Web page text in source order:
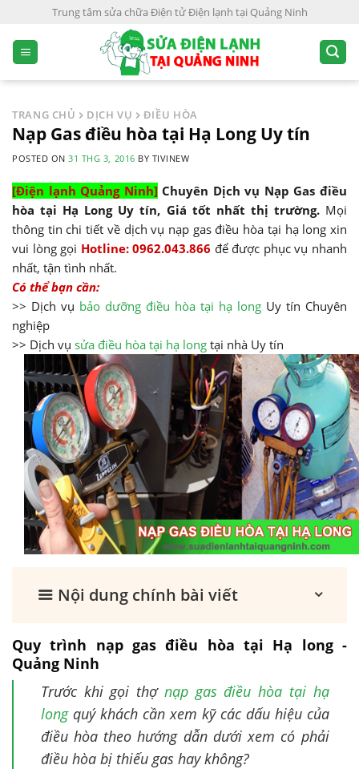
Trung tâm sửa chữa Điện tử Điện lạnh tại Quảng Ninh
TRANG CHỦ DỊCH VỤ ĐIỀU HÒA
Nạp Gas điều hòa tại Hạ Long Uy tín
POSTED ON31 THG 3, 2016 BY TIVINEW
[Điện lạnh Quảng Ninh] Chuyên Dịch vụ Nạp Gas điều
hòa tại Hạ Long Uy tín, Giá tốt nhất thị trường. Mọi
thông tin chi tiết về dịch vụ nạp gas điều hòa tại hạ long xin
vui lòng gọi Hotline: 0962.043.866 để được phục vụ nhanh
nhất, tận tình nhất.
Có thể bạn cần:
>> Dịch vụ bảo dưỡng điều hòa tại hạ long Uy tín Chuyên
nghiệp
>> Dịch vụ sửa điều hòa tại hạ long tại nhà Uy tín
Nội dung chính bài viết
Quy trình nạp gas điều hòa tại Hạ long -
Quảng Ninh
Trước khi gọi thợ nạp gas điều hòa tại hạ
longquý khách cần xem kỹ các dấu hiệu của
điều hòa theo hướng dẫn dưới xem có phải
điều hòa bị thiếu gas hay không?